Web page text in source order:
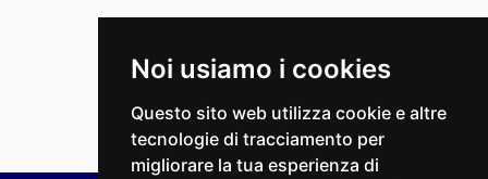
Noi usiamo i cookies
Questo sito web utilizza cookie e altre
tecnologie di tracciamento per
migliorare la tua esperienza di